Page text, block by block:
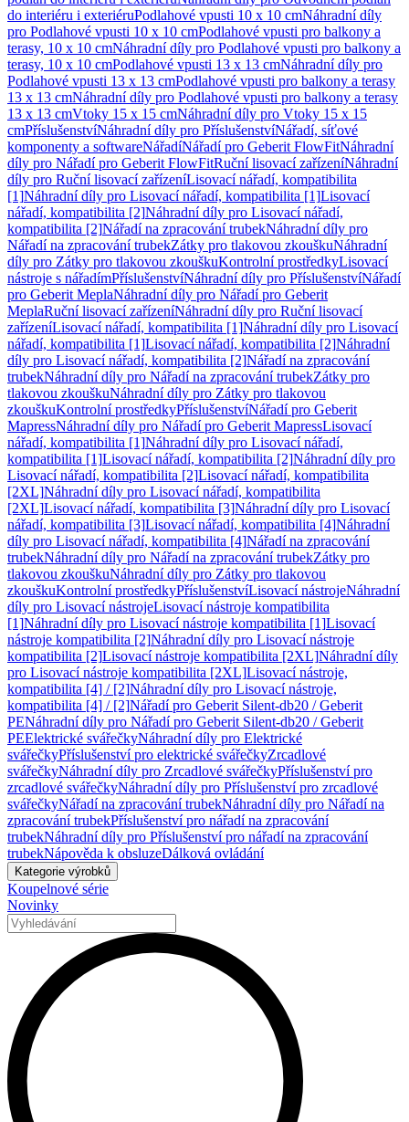
do interiéru i exteriéruPodlahové vpusti 10 x 10 cmNáhradní díly
pro Podlahové vpusti 10 x 10 cmPodlahové vpusti pro balkony a
terasy, 10 x 10 cmNáhradní díly pro Podlahové vpusti pro balkony a
terasy, 10 x 10 cmPodlahové vpusti 13 x 13 cmNáhradní díly pro
Podlahové vpusti 13 x 13 cmPodlahové vpusti pro balkony a terasy
13 x 13 cmNáhradní díly pro Podlahové vpusti pro balkony a terasy
13 x 13 cmVtoky 15 x 15 cmNáhradní díly pro Vtoky 15 x 15
cmPříslušenstvíNáhradní díly pro PříslušenstvíNářadí, síťové
komponenty a softwareNářadíNářadí pro Geberit FlowFitNáhradní
díly pro Nářadí pro Geberit FlowFitRuční lisovací zařízeníNáhradní
díly pro Ruční lisovací zařízeníLisovací nářadí, kompatibilita
[1]Náhradní díly pro Lisovací nářadí, kompatibilita [1]Lisovací
nářadí, kompatibilita [2]Náhradní díly pro Lisovací nářadí,
kompatibilita [2]Nářadí na zpracování trubekNáhradní díly pro
Nářadí na zpracování trubekZátky pro tlakovou zkouškuNáhradní
díly pro Zátky pro tlakovou zkouškuKontrolní prostředkyLisovací
nástroje s nářadímPříslušenstvíNáhradní díly pro PříslušenstvíNářadí
pro Geberit MeplaNáhradní díly pro Nářadí pro Geberit
MeplaRuční lisovací zařízeníNáhradní díly pro Ruční lisovací
zařízeníLisovací nářadí, kompatibilita [1]Náhradní díly pro Lisovací
nářadí, kompatibilita [1]Lisovací nářadí, kompatibilita [2]Náhradní
díly pro Lisovací nářadí, kompatibilita [2]Nářadí na zpracování
trubekNáhradní díly pro Nářadí na zpracování trubekZátky pro
tlakovou zkouškuNáhradní díly pro Zátky pro tlakovou
zkouškuKontrolní prostředkyPříslušenstvíNářadí pro Geberit
MapressNáhradní díly pro Nářadí pro Geberit MapressLisovací
nářadí, kompatibilita [1]Náhradní díly pro Lisovací nářadí,
kompatibilita [1]Lisovací nářadí, kompatibilita [2]Náhradní díly pro
Lisovací nářadí, kompatibilita [2]Lisovací nářadí, kompatibilita
[2XL]Náhradní díly pro Lisovací nářadí, kompatibilita
[2XL]Lisovací nářadí, kompatibilita [3]Náhradní díly pro Lisovací
nářadí, kompatibilita [3]Lisovací nářadí, kompatibilita [4]Náhradní
díly pro Lisovací nářadí, kompatibilita [4]Nářadí na zpracování
trubekNáhradní díly pro Nářadí na zpracování trubekZátky pro
tlakovou zkouškuNáhradní díly pro Zátky pro tlakovou
zkouškuKontrolní prostředkyPříslušenstvíLisovací nástrojeNáhradní
díly pro Lisovací nástrojeLisovací nástroje kompatibilita
[1]Náhradní díly pro Lisovací nástroje kompatibilita [1]Lisovací
nástroje kompatibilita [2]Náhradní díly pro Lisovací nástroje
kompatibilita [2]Lisovací nástroje kompatibilita [2XL]Náhradní díly
pro Lisovací nástroje kompatibilita [2XL]Lisovací nástroje,
kompatibilita [4] / [2]Náhradní díly pro Lisovací nástroje,
kompatibilita [4] / [2]Nářadí pro Geberit Silent-db20 / Geberit
PENáhradní díly pro Nářadí pro Geberit Silent-db20 / Geberit
PEElektrické svářečkyNáhradní díly pro Elektrické
svářečkyPříslušenství pro elektrické svářečkyZrcadlové
svářečkyNáhradní díly pro Zrcadlové svářečkyPříslušenství pro
zrcadlové svářečkyNáhradní díly pro Příslušenství pro zrcadlové
svářečkyNářadí na zpracování trubekNáhradní díly pro Nářadí na
zpracování trubekPříslušenství pro nářadí na zpracování
trubekNáhradní díly pro Příslušenství pro nářadí na zpracování
trubekNápověda k obsluzeDálková ovládání
Kategorie výrobků
Koupelnové série
Novinky